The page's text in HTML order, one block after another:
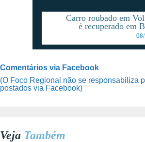
Carro roubado em
é recuperado em
Comentários via Facebook
(O Foco Regional não se responsabiliza
postados via Facebook)
Veja Também